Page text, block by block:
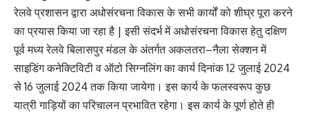
रेलवे प्रशासन द्वारा अधोसंरचना विकास के सभी कार्यों को शीघ्र पूरा करने
का प्रयास किया जा रहा है | इसी संदर्भ में अधोसंरचना विकास हेतु दक्षिण
पूर्व मध्य रेलवे बिलासपुर मंडल के अंतर्गत अकलतरा–नैला सेक्शन में
साइडिंग कनेक्टिविटी व ऑटो सिग्नलिंग का कार्य दिनांक 12 जुलाई 2024
से 16 जुलाई 2024 तक किया जायेगा। इस कार्य के फलस्वरूप कुछ
यात्री गाड़ियों का परिचालन प्रभावित रहेगा। इस कार्य के पूर्ण होते ही